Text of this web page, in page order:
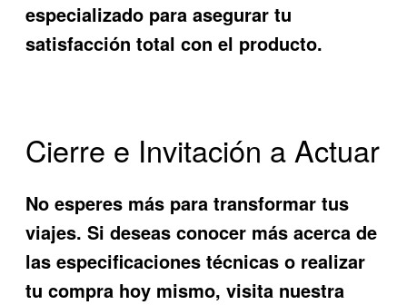
especializado para asegurar tu
satisfacción total con el producto.
Cierre e Invitación a Actuar
No esperes más para transformar tus
viajes. Si deseas conocer más acerca de
las especificaciones técnicas o realizar
tu compra hoy mismo, visita nuestra